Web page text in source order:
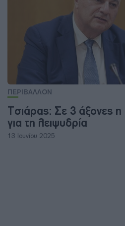
ΠΕΡΙΒΑΛΛΟΝ
Τσιάρας: Σε 3 άξονες η
για τη λειψυδρία
13 Ιουνίου 2025